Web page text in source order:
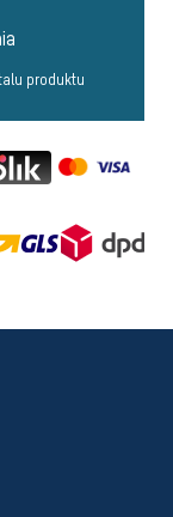
produktu